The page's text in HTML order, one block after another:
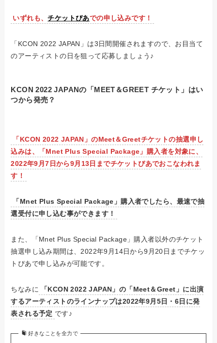
いずれも、チケットぴあでの申し込みです！
「KCON 2022 JAPAN」は3日間開催されますので、お目当て
のアーティストの日を狙って応募しましょう♪
KCON 2022 JAPANの「MEET＆GREET チケット」はい
つから発売？
「KCON 2022 JAPAN」のMeet＆Greetチケットの抽選申し
込みは、「Mnet Plus Special Package」購入者を対象に、
2022年9月7日から9月13日までチケットぴあでおこなわれま
す！
「Mnet Plus Special Package」購入者でしたら、最速で抽
選受付に申し込む事ができます！
また、
「Mnet Plus Special Package」購入者以外のチケット
抽選申し込み期間は、2022年9月14日から9月20日までチケッ
トぴあで申し込みが可能です。
ちなみに
「KCON 2022 JAPAN」の「Meet＆Greet」に出演
するアーティストのラインナップは2022年9月5日・6日に発
表される予定 です♪
好きなことを全力で